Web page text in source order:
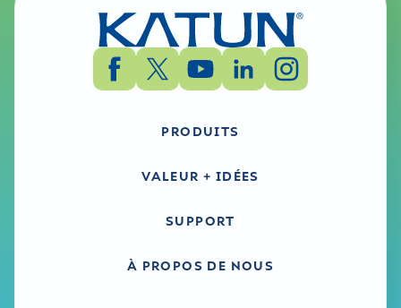
PRODUITS
VALEUR + IDÉES
SUPPORT
À PROPOS DE NOUS